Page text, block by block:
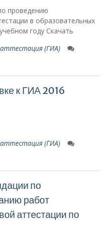
проведению
в образовательных
году Скачать
аттестация (ГИА)
к ГИА 2016
аттестация (ГИА)
по
работ
аттестации по